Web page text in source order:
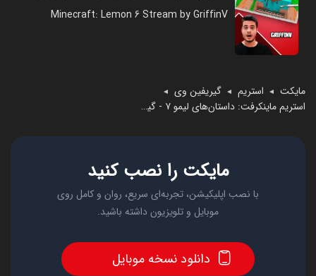
Minecraft: Lemon 6 Stream by GriffinV
مایکت ◄ استریم ◄ گیریفین وی ◄
استریم ماینکرفت: داستان‌های لیمو ۷ - گیریفین وی
مایکت را نصب کنید
با نصب اپلیکیشن، تجربه‌ای سریع، روان و کامل روی
موبایل و تلویزیون داشته باشید.
دانلود نسخه موبایل